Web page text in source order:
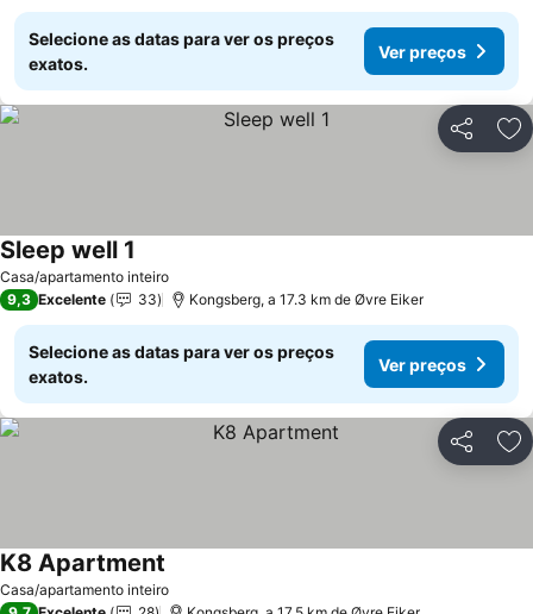
Selecione as datas para ver os preços
exatos.
Ver preços
Partilhar
Casa/apartamento inteiro
Sleep well 1
9,3 Excelente 33 Kongsberg, a 17.3 km de Øvre Eiker
Selecione as datas para ver os preços
exatos.
Ver preços
Partilhar
Casa/apartamento inteiro
K8 Apartment